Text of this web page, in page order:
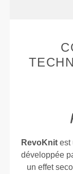
RevoKnitest
développée
un effet